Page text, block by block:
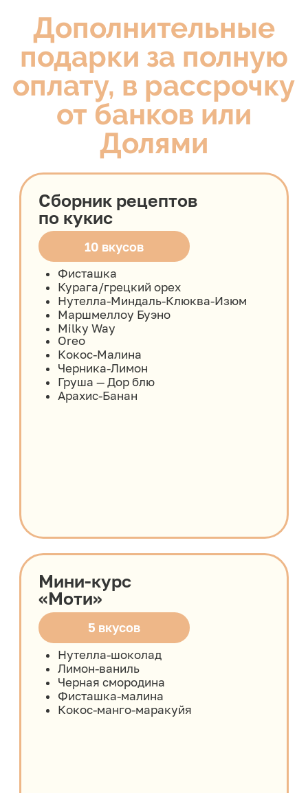
Полная техническая карта
Муссовый
бенто
Оформите
беспроцентную
рассрочку
А что если быть
кондитером - это